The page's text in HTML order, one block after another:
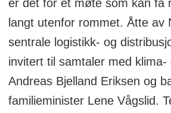
er det for et møte som kan få
langt utenfor rommet. Åtte av
sentrale logistikk- og
invitert til samtaler med
Andreas Bjelland Eriksen og
familieminister Lene Vågslid.